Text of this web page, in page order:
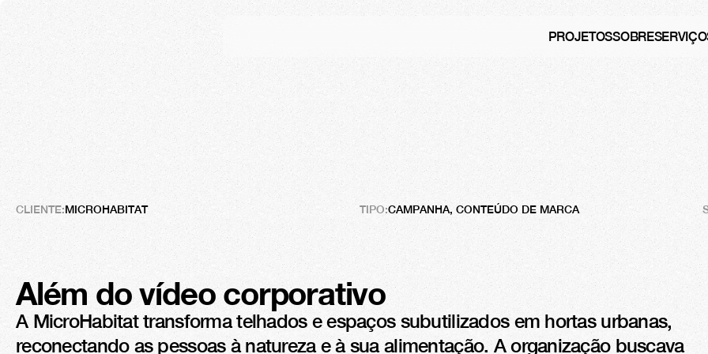
SOBRE
PROJETOS
MicroHabitat
Construir uma transformação sustentável
CLIENTE:MICROHABITAT TIPO:CAMPANHA, CONTEÚDO DE MARCA
Além do vídeo corporativo
A MicroHabitat transforma telhados e espaços subutilizados em hortas urbanas,
reconectando as pessoas à natureza e à sua alimentação. A organização buscava